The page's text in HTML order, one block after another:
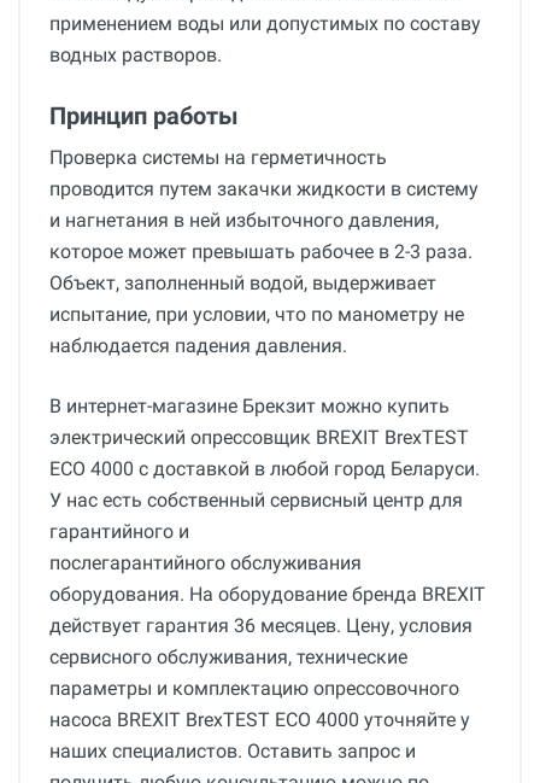
применением воды или допустимых по составу
водных растворов.
Принцип работы
Проверка системы на герметичность
проводится путем закачки жидкости в систему
и нагнетания в ней избыточного давления,
которое может превышать рабочее в 2-3 раза.
Объект, заполненный водой, выдерживает
испытание, при условии, что по манометру не
наблюдается падения давления.
В интернет-магазине Брекзит можно купить
электрический опрессовщик BREXIT BrexTEST
ECO 4000 с доставкой в любой город Беларуси.
У нас есть собственный сервисный центр для
гарантийного и
послегарантийного обслуживания
оборудования. На оборудование бренда BREXIT
действует гарантия 36 месяцев. Цену, условия
сервисного обслуживания, технические
параметры и комплектацию опрессовочного
насоса BREXIT BrexTEST ECO 4000 уточняйте у
наших специалистов. Оставить запрос и